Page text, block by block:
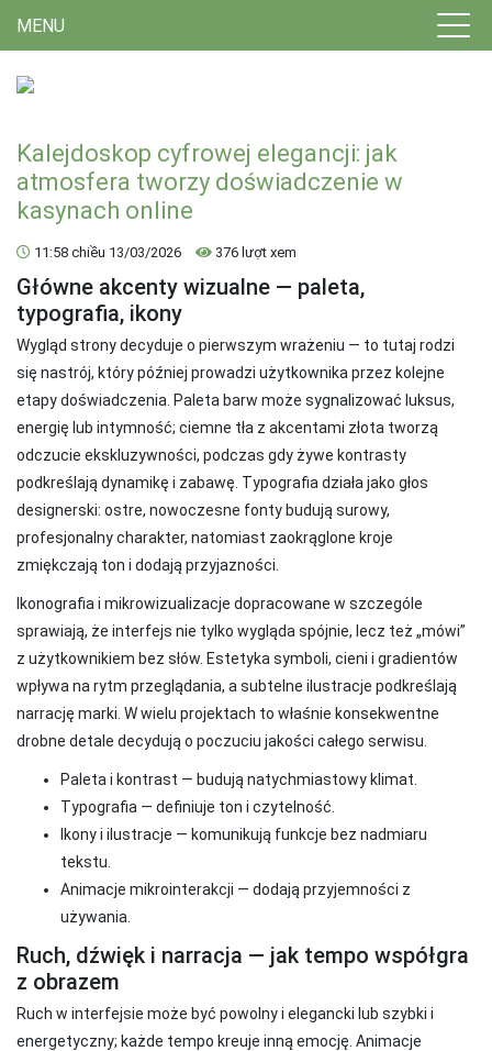
MENU
Kalejdoskop cyfrowej elegancji: jak
atmosfera tworzy doświadczenie w
kasynach online
11:58 chiều 13/03/2026 376 lượt xem
Główne akcenty wizualne — paleta,
typografia, ikony
Wygląd strony decyduje o pierwszym wrażeniu — to tutaj rodzi
się nastrój, który później prowadzi użytkownika przez kolejne
etapy doświadczenia. Paleta barw może sygnalizować luksus,
energię lub intymność; ciemne tła z akcentami złota tworzą
odczucie ekskluzywności, podczas gdy żywe kontrasty
podkreślają dynamikę i zabawę. Typografia działa jako głos
designerski: ostre, nowoczesne fonty budują surowy,
profesjonalny charakter, natomiast zaokrąglone kroje
zmiękczają ton i dodają przyjazności.
Ikonografia i mikrowizualizacje dopracowane w szczególe
sprawiają, że interfejs nie tylko wygląda spójnie, lecz też „mówi”
z użytkownikiem bez słów. Estetyka symboli, cieni i gradientów
wpływa na rytm przeglądania, a subtelne ilustracje podkreślają
narrację marki. W wielu projektach to właśnie konsekwentne
drobne detale decydują o poczuciu jakości całego serwisu.
Paleta i kontrast — budują natychmiastowy klimat.
Typografia — definiuje ton i czytelność.
Ikony i ilustracje — komunikują funkcje bez nadmiaru
tekstu.
Animacje mikrointerakcji — dodają przyjemności z
używania.
Ruch, dźwięk i narracja — jak tempo współgra
z obrazem
Ruch w interfejsie może być powolny i elegancki lub szybki i
energetyczny; każde tempo kreuje inną emocję. Animacje